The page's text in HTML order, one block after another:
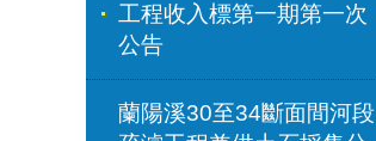
工程收入標第一期第一次
公告
蘭陽溪30至34斷面間河段